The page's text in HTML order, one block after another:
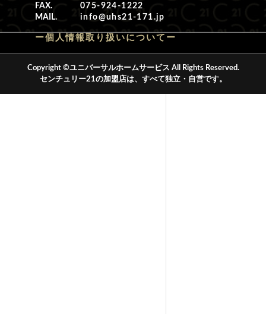
FAX.
075-924-1222
MAIL.
info@uhs21-171.jp
ー個人情報取り扱いについてー
Copyright ©ユニバーサルホームサービス All Rights Reserved.
センチュリー21の加盟店は、すべて独立・自営です。